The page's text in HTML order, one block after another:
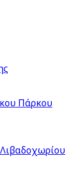
Πάρκου